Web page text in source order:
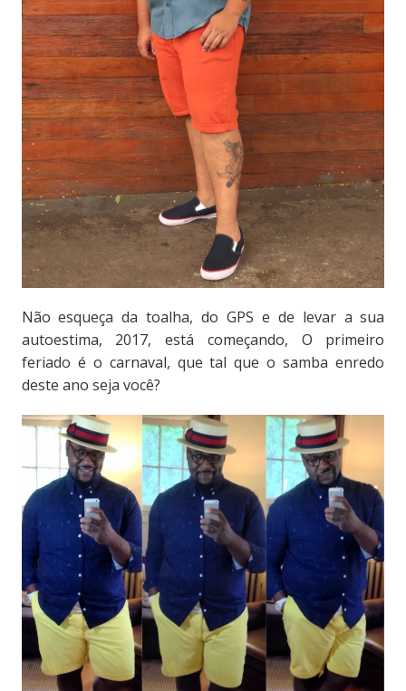
Não esqueça da toalha, do GPS e de levar a sua
autoestima, 2017, está começando, O primeiro
feriado é o carnaval, que tal que o samba enredo
deste ano seja você?